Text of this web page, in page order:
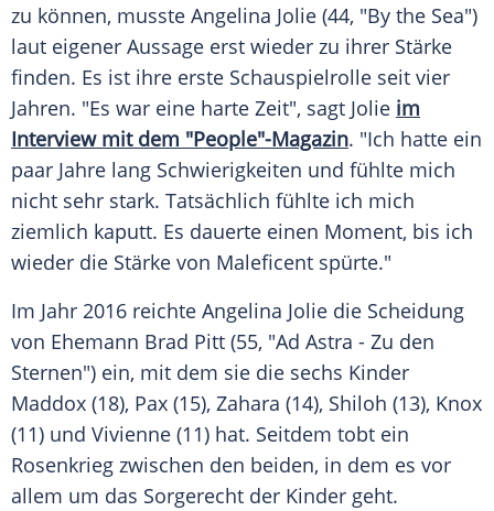
zu können, musste Angelina Jolie (44, "By the Sea")
laut eigener Aussage erst wieder zu ihrer Stärke
finden. Es ist ihre erste Schauspielrolle seit vier
Jahren. "Es war eine harte Zeit", sagt Jolie im
Interview mit dem "People"-Magazin. "Ich hatte ein
paar Jahre lang Schwierigkeiten und fühlte mich
nicht sehr stark. Tatsächlich fühlte ich mich
ziemlich kaputt. Es dauerte einen Moment, bis ich
wieder die Stärke von Maleficent spürte."
Im Jahr 2016 reichte Angelina Jolie die Scheidung
von Ehemann Brad Pitt (55, "Ad Astra - Zu den
Sternen") ein, mit dem sie die sechs Kinder
Maddox (18), Pax (15), Zahara (14), Shiloh (13), Knox
(11) und Vivienne (11) hat. Seitdem tobt ein
Rosenkrieg zwischen den beiden, in dem es vor
allem um das Sorgerecht der Kinder geht.